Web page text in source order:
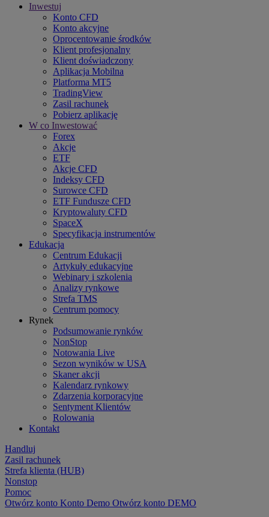
Inwestuj
Konto CFD
Konto akcyjne
Oprocentowanie środków
Klient profesjonalny
Klient doświadczony
Aplikacja Mobilna
Platforma MT5
TradingView
Zasil rachunek
Pobierz aplikację
W co Inwestować
Forex
Akcje
ETF
Akcje CFD
Indeksy CFD
Surowce CFD
ETF Fundusze CFD
Kryptowaluty CFD
SpaceX
Specyfikacja instrumentów
Edukacja
Centrum Edukacji
Artykuły edukacyjne
Webinary i szkolenia
Analizy rynkowe
Strefa TMS
Centrum pomocy
Rynek
Podsumowanie rynków
NonStop
Notowania Live
Sezon wyników w USA
Skaner akcji
Kalendarz rynkowy
Zdarzenia korporacyjne
Sentyment Klientów
Rolowania
Kontakt
Handluj
Zasil rachunek
Strefa klienta (HUB)
Nonstop
Pomoc
Otwórz konto Konto Demo Otwórz konto DEMO